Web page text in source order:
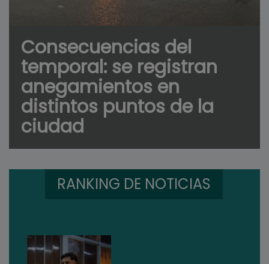
Consecuencias del
temporal: se registran
anegamientos en
distintos puntos de la
ciudad
RANKING DE NOTICIAS